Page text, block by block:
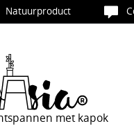
Natuurproduct
met kapok